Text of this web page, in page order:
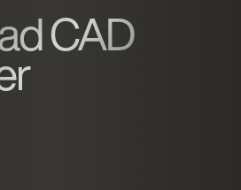
CAD